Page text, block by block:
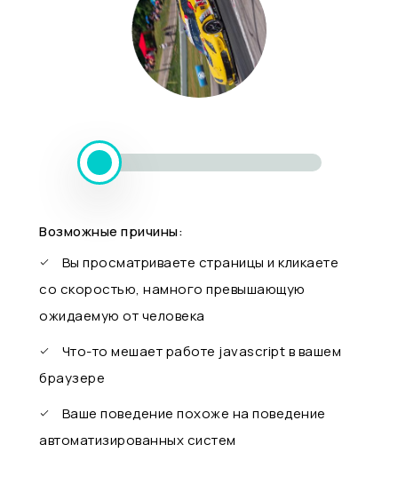
Возможные причины:
Вы просматриваете страницы и кликаете
со скоростью, намного превышающую
ожидаемую от человека
Что-то мешает работе javascript в вашем
браузере
Ваше поведение похоже на поведение
автоматизированных систем